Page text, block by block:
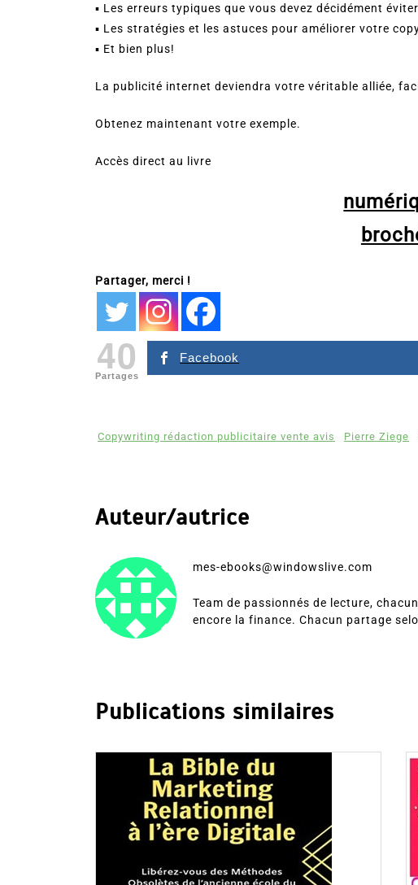
▪ Les erreurs typiques que vous devez décidément
▪ Les stratégies et les astuces pour améliorer votre
▪ Et bien plus!
La publicité internet deviendra votre véritable alliée,
Obtenez maintenant votre exemple.
Accès direct au livre
Partager, merci !
40
Partages
Facebook
Copywriting rédaction publicitaire vente avis Pierre Ziege
Auteur/autrice
mes-ebooks@windowslive.com
Team de passionnés de lecture,
encore la finance. Chacun partage
Publications similaires